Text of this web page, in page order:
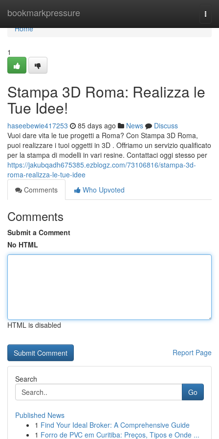
bookmarkpressure
Home
Home
1
Stampa 3D Roma: Realizza le
Tue Idee!
haseebewie417253 85 days ago News
Discuss
Vuoi dare vita le tue progetti a Roma? Con Stampa 3D Roma,
puoi realizzare i tuoi oggetti in 3D . Offriamo un servizio qualificato
per la stampa di modelli in vari resine. Contattaci oggi stesso per
https://jakubqadh675385.ezblogz.com/73106816/stampa-3d-
roma-realizza-le-tue-idee
Comments
Who Upvoted
Comments
Submit a Comment
No HTML
HTML is disabled
Report Page
Search
Go
Published News
1 Find Your Ideal Broker: A Comprehensive Guide
1 Forro de PVC em Curitiba: Preços, Tipos e Onde ...